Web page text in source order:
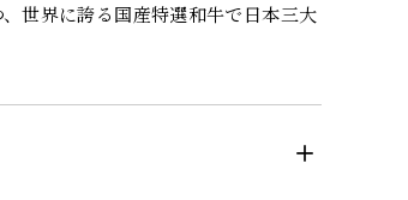
世界に誇る国産特選和牛で日本三大